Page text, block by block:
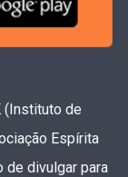
(Instituto de
Espírita
de divulgar para